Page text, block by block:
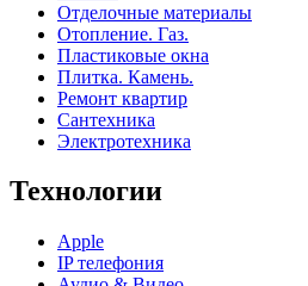
Отделочные материалы
Отопление. Газ.
Пластиковые окна
Плитка. Камень.
Ремонт квартир
Сантехника
Электротехника
Технологии
Apple
IP телефония